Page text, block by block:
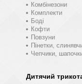
Комбінезони
Комплекти
Боді
Кофти
Повзуни
Пінетки,
Чепчики,
Дитячий